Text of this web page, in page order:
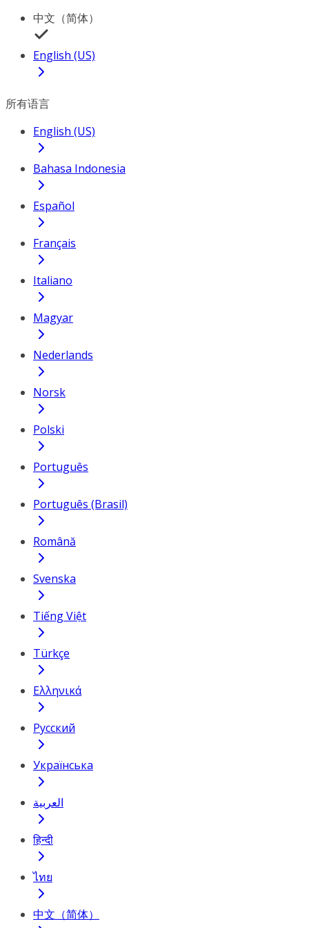
中文（简体）
English (US)
所有语言
English (US)
Bahasa Indonesia
Español
Français
Italiano
Magyar
Nederlands
Norsk
Polski
Português
Português (Brasil)
Română
Svenska
Tiếng Việt
Türkçe
Ελληνικά
Русский
Українська
العربية
हिन्दी
ไทย
中文（简体）